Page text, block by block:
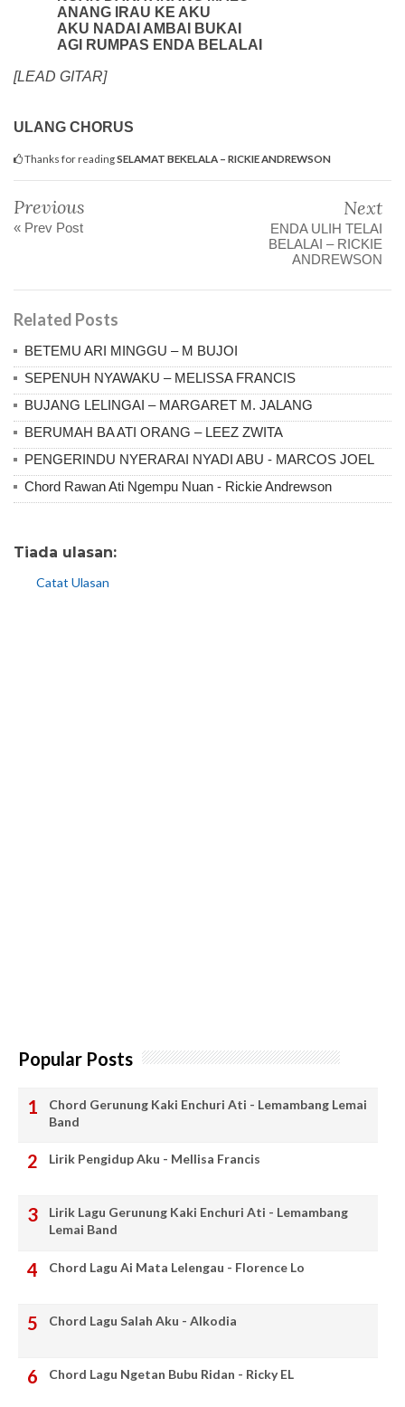
ANANG IRAU KE AKU
AKU NADAI AMBAI BUKAI
AGI RUMPAS ENDA BELALAI
[LEAD GITAR]
ULANG CHORUS
Thanks for readingSELAMAT BEKELALA – RICKIE ANDREWSON
Previous
« Prev Post
Next
ENDA ULIH TELAI
BELALAI – RICKIE
ANDREWSON
Related Posts
BETEMU ARI MINGGU – M BUJOI
SEPENUH NYAWAKU – MELISSA FRANCIS
BUJANG LELINGAI – MARGARET M. JALANG
BERUMAH BA ATI ORANG – LEEZ ZWITA
PENGERINDU NYERARAI NYADI ABU - MARCOS JOEL
Chord Rawan Ati Ngempu Nuan - Rickie Andrewson
Tiada ulasan:
Catat Ulasan
Popular Posts
Chord Gerunung Kaki Enchuri Ati - Lemambang Lemai
Band
Lirik Pengidup Aku - Mellisa Francis
Lirik Lagu Gerunung Kaki Enchuri Ati - Lemambang
Lemai Band
Chord Lagu Ai Mata Lelengau - Florence Lo
Chord Lagu Salah Aku - Alkodia
Chord Lagu Ngetan Bubu Ridan - Ricky EL